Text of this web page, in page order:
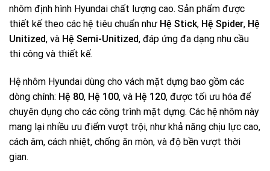
nhôm định hình Hyundai chất lượng cao. Sản phẩm được
thiết kế theo các hệ tiêu chuẩn như Hệ Stick, Hệ Spider, Hệ
Unitized, và Hệ Semi-Unitized, đáp ứng đa dạng nhu cầu
thi công và thiết kế.
Hệ nhôm Hyundai dùng cho vách mặt dựng bao gồm các
dòng chính: Hệ 80, Hệ 100, và Hệ 120, được tối ưu hóa để
chuyên dụng cho các công trình mặt dựng. Các hệ nhôm này
mang lại nhiều ưu điểm vượt trội, như khả năng chịu lực cao,
cách âm, cách nhiệt, chống ăn mòn, và độ bền vượt thời
gian.